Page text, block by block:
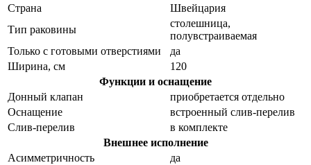
Страна
Швейцария
Тип раковины
столешница,
полувстраиваемая
Только с готовыми отверстиями
да
Ширина, см
120
Функции и оснащение
Донный клапан
приобретается отдельно
Оснащение
встроенный слив-перелив
Слив-перелив
в комплекте
Внешнее исполнение
Асимметричность
да